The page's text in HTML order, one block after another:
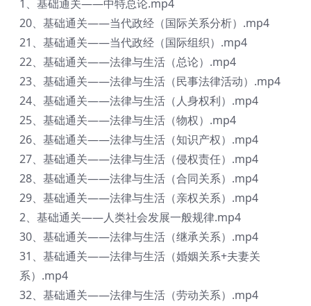
1、基础通关——中特总论.mp4
20、基础通关——当代政经（国际关系分析）.mp4
21、基础通关——当代政经（国际组织）.mp4
22、基础通关——法律与生活（总论）.mp4
23、基础通关——法律与生活（民事法律活动）.mp4
24、基础通关——法律与生活（人身权利）.mp4
25、基础通关——法律与生活（物权）.mp4
26、基础通关——法律与生活（知识产权）.mp4
27、基础通关——法律与生活（侵权责任）.mp4
28、基础通关——法律与生活（合同关系）.mp4
29、基础通关——法律与生活（亲权关系）.mp4
2、基础通关——人类社会发展一般规律.mp4
30、基础通关——法律与生活（继承关系）.mp4
31、基础通关——法律与生活（婚姻关系+夫妻关
系）.mp4
32、基础通关——法律与生活（劳动关系）.mp4